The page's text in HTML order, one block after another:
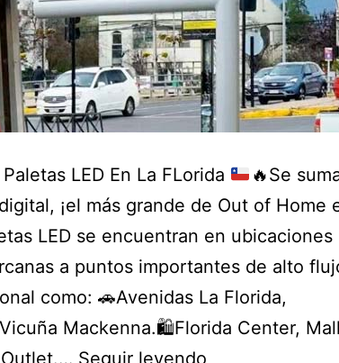
LED En La FLorida 🔥Se
¡el más grande de Out of Home
LED se encuentran en ubicaciones
a puntos importantes de alto
como: 🚗Avenidas La Florida,
Mackenna.🛍️Florida Center,
Seguir leyendo